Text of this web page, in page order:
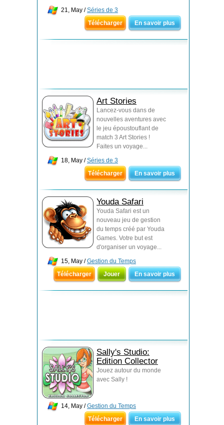
21, May /Séries de 3
Télécharger
En savoir plus
Art Stories
Lancez-vous dans de
nouvelles aventures avec
le jeu époustouflant de
match 3 Art Stories !
Faites un voyage...
18, May /Séries de 3
Télécharger
En savoir plus
Youda Safari
Youda Safari est un
nouveau jeu de gestion
du temps créé par Youda
Games. Votre but est
d'organiser un voyage...
15, May /Gestion du Temps
Télécharger
Jouer En savoir plus
Sally's Studio:
Edition Collector
Jouez autour du monde
avec Sally !
14, May /Gestion du Temps
Télécharger
En savoir plus